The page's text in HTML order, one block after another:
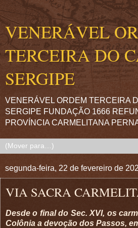
VENERÁVEL
TERCEIRA DO
SERGIPE
VENERÁVEL ORDEM TERCEIRA
SERGIPE FUNDAÇÃO 1666
PROVÍNCIA CARMELITANA
segunda-feira, 22 de fevereiro de
VIA SACRA
Desde o final do Sec. XVI, os
Colônia a devoção dos Passos,